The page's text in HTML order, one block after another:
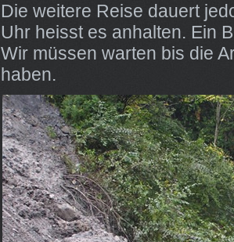
Die weitere Reise dauert
Uhr heisst es anhalten. Ein
Wir müssen warten bis die
haben.